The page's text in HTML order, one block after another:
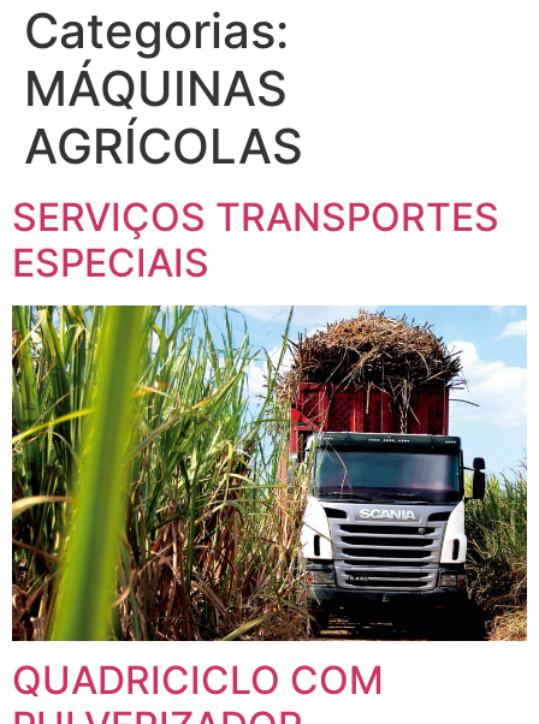
Categorias:
MÁQUINAS
AGRÍCOLAS
SERVIÇOS TRANSPORTES
ESPECIAIS
QUADRICICLO COM